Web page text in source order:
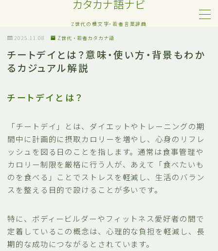
カタカナ語ナビ
Z世代の横文字・若者言葉辞典
MENU
Z世代・若者カタカナ語
ネット・SNS用語
日常でよく聞く流行語
略語・造語
2025.11.08 Z世代・若者カタカナ語
チートデイとは？意味・使い方・背景もわか
るカジュアル解説
チートデイとは？
「チートデイ」とは、ダイエットやトレーニングの期
間中に計画的に摂取カロリーを増やし、心身のリフレ
ッシュを図る日のことを指します。通常は食事管理や
カロリー制限を厳格に行う人が、あえて「食べたいも
のを食べる」ことでストレスを軽減し、生活のバラン
スを整える目的で設けることが多いです。
特に、ボディービルダーやフィットネス愛好者の間で
定着しているこの概念は、心理的な負担を軽減し、長
期的な成功につながるとされています。